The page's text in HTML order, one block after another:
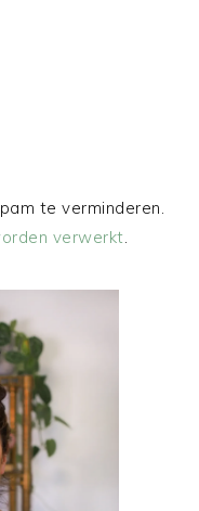
te verminderen.
verwerkt